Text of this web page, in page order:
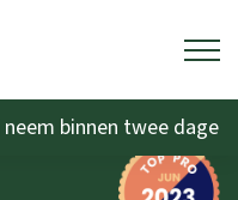
binnen twee